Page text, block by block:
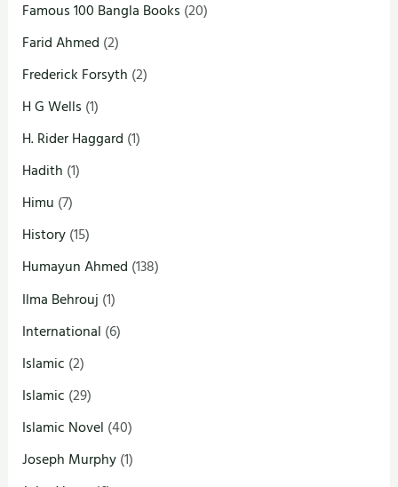
Famous 100 Bangla Books (20)
Farid Ahmed (2)
Frederick Forsyth (2)
H G Wells (1)
H. Rider Haggard (1)
Hadith (1)
Himu (7)
History(15)
Humayun Ahmed (138)
Ilma Behrouj (1)
International (6)
Islamic (2)
Islamic (29)
Islamic Novel (40)
Joseph Murphy(1)